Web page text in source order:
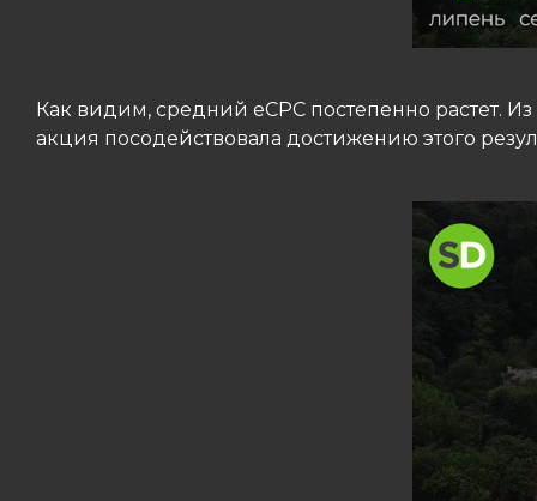
Как видим, средний eCPC постепенно растет.
акция посодействовала достижению этого